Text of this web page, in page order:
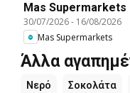
Mas Supermarkets
30/07/2026- 16/08/2026
Mas Supermarkets
Άλλα
Νερό Σοκολάτα